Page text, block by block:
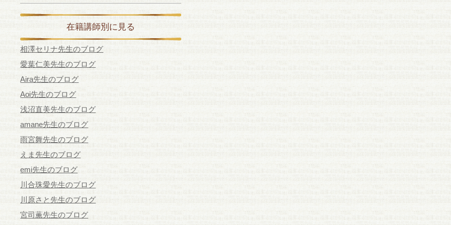
在籍講師別に見る
相澤セリナ先生のブログ
愛葉仁美先生のブログ
Aira先生のブログ
Aoi先生のブログ
浅沼直美先生のブログ
amane先生のブログ
雨宮舞先生のブログ
えま先生のブログ
emi先生のブログ
川合珠愛先生のブログ
川原さと先生のブログ
宮司薫先生のブログ